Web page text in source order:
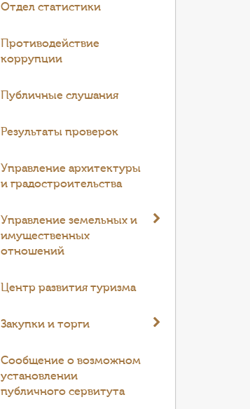
Отдел статистики
Противодействие
коррупции
Публичные слушания
Результаты проверок
Управление архитектуры
и градостроительства
Управление земельных и
имущественных
отношений
Центр развития туризма
Закупки и торги
Cообщение о возможном
установлении
публичного сервитута